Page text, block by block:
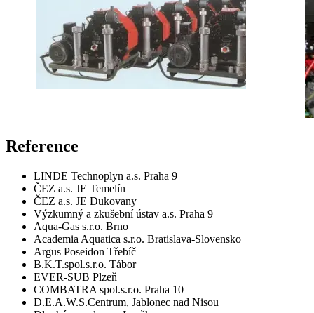
Reference
LINDE Technoplyn a.s. Praha 9
ČEZ a.s. JE Temelín
ČEZ a.s. JE Dukovany
Výzkumný a zkušební ústav a.s. Praha 9
Aqua-Gas s.r.o. Brno
Academia Aquatica s.r.o. Bratislava-Slovensko
Argus Poseidon Třebíč
B.K.T.spol.s.r.o. Tábor
EVER-SUB Plzeň
COMBATRA spol.s.r.o. Praha 10
D.E.A.W.S.Centrum, Jablonec nad Nisou